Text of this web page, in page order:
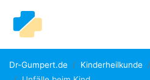
Dr-Gumpert.de Kinderheilkunde